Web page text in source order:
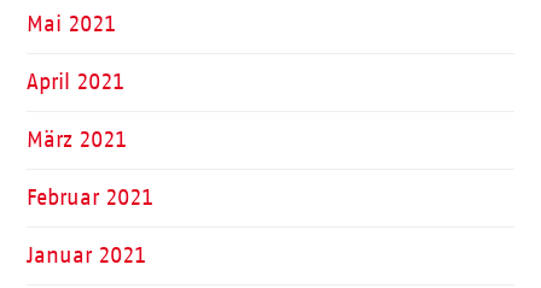
Mai 2021
April 2021
März 2021
Februar 2021
Januar 2021